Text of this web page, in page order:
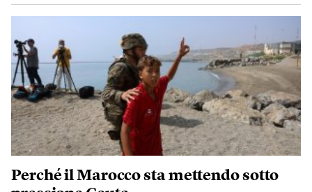
Perché il Marocco sta mettendo sotto